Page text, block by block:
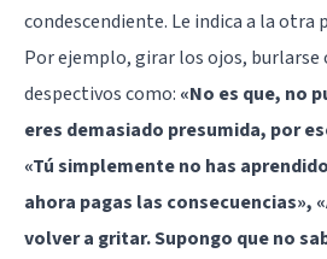
condescendiente. Le indica a la otra
Por ejemplo, girar los ojos, burlarse
despectivos como: «No es que, no
eres demasiado presumida, por
«Tú simplemente no has
ahora pagas las consecuencias»,
volver a gritar. Supongo que no